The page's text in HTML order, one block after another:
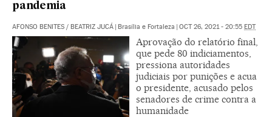
pandemia
AFONSO BENITES / BEATRIZ JUCÁ | Brasília e Fortaleza | OCT 26, 2021 - 20:55 EDT
Aprovação do relatório final,
que pede 80 indiciamentos,
pressiona autoridades
judiciais por punições e acua
o presidente, acusado pelos
senadores de crime contra a
humanidade